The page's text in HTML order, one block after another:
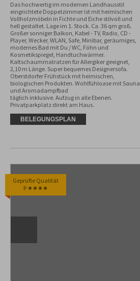
Das hochwertig im modernen Landhausstil
eingrichtete Doppelzimmer ist mit heimischen
Vollholzmöbeln in Fichte und Eiche stilvoll und
hell gestaltet. Lage im 1. Stock. Ca. 36 qm groß.
Großer sonniger Balkon, Kabel - TV, Radio, CD -
Player, Wecker, WLAN, Safe, Minibar, geräumiges,
modernes Bad mit Du / WC, Föhn und
Kosmetikspiegel, Handtuchwärmer.
Kaltschaummatratzen für Allergiker geeignet,
2,10 m Länge. Super bequemes Designersofa.
Oberstdorfer Frühstück mit heimischen,
biologischen Produkten. Wohlfühloase mit Sauna
und Aromadampfbad
täglich inklusive. Aufzug in alle Ebenen.
Privatparkplatz direkt am Haus.
BELEGUNGSPLAN
Geprüfte Qualität
P ✷✷✷✷